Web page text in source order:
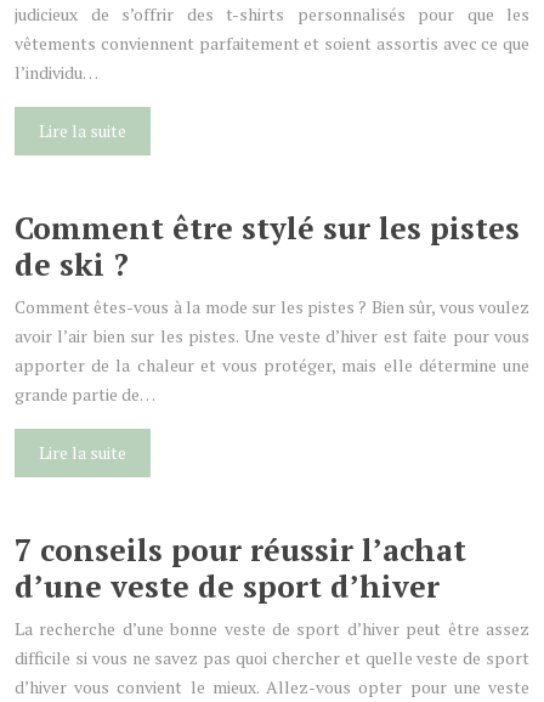
judicieux de s’offrir des t-shirts personnalisés pour que les
vêtements conviennent parfaitement et soient assortis avec ce que
l’individu…
Lire la suite
Comment être stylé sur les pistes
de ski ?
Comment êtes-vous à la mode sur les pistes ? Bien sûr, vous voulez
avoir l’air bien sur les pistes. Une veste d’hiver est faite pour vous
apporter de la chaleur et vous protéger, mais elle détermine une
grande partie de…
Lire la suite
7 conseils pour réussir l’achat
d’une veste de sport d’hiver
La recherche d’une bonne veste de sport d’hiver peut être assez
difficile si vous ne savez pas quoi chercher et quelle veste de sport
d’hiver vous convient le mieux. Allez-vous opter pour une veste